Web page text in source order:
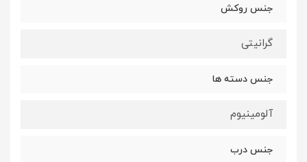
جنس روکش
گرانیتی
جنس دسته ها
آلومینیوم
جنس درب